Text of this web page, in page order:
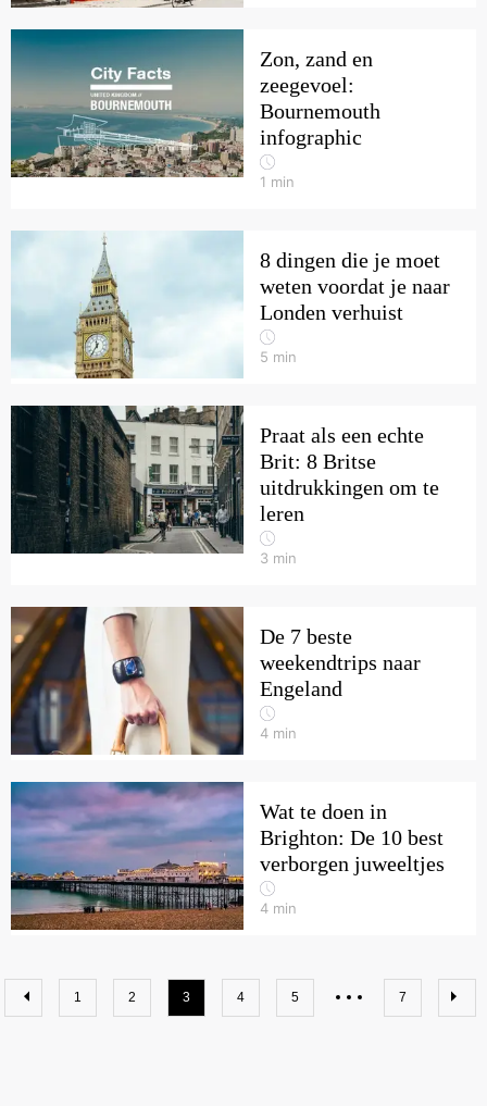
Zon, zand en
zeegevoel:
Bournemouth
infographic
1 min
8 dingen die je moet
weten voordat je naar
Londen verhuist
5 min
Praat als een echte
Brit: 8 Britse
uitdrukkingen om te
leren
3 min
De 7 beste
weekendtrips naar
Engeland
4 min
Wat te doen in
Brighton: De 10 best
verborgen juweeltjes
4 min
1 2 3 4 5 7